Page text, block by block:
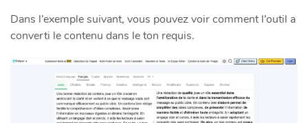
Dans l’exemple suivant, vous pouvez voir comment l’outil a
converti le contenu dans le ton requis.